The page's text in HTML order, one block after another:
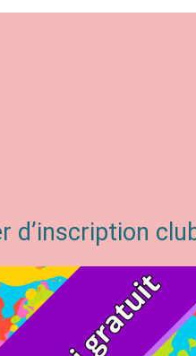
d’inscription